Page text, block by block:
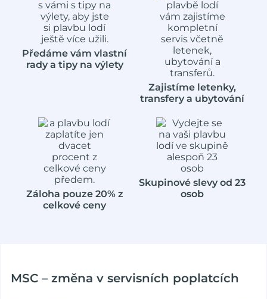
Předáme vám vlastní
rady a tipy na výlety
Zajistíme letenky,
transfery a ubytování
Záloha pouze 20% z
celkové ceny
Skupinové slevy od 23
osob
MSC – změna v servisních poplatcích